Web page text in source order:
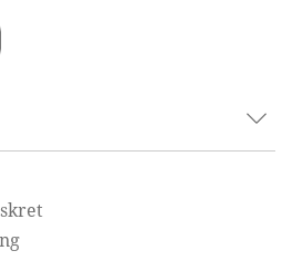
ist ein elegantes Möbelstück,
Leichtigkeit und
vereint. Er besteht